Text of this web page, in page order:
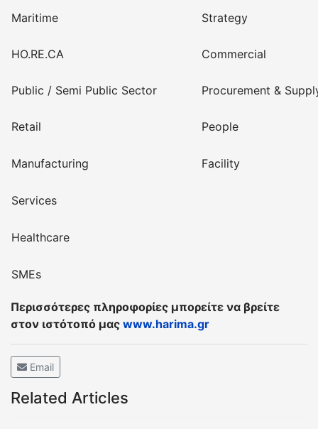
Maritime Strategy
HO.RE.CA Commercial
Public / Semi Public Sector Procurement &
Retail People
Manufacturing Facility
Services
Healthcare
SMEs
Περισσότερες πληροφορίες μπορείτε να βρείτε
στον ιστότοπό μας www.harima.gr
Email
Related Articles